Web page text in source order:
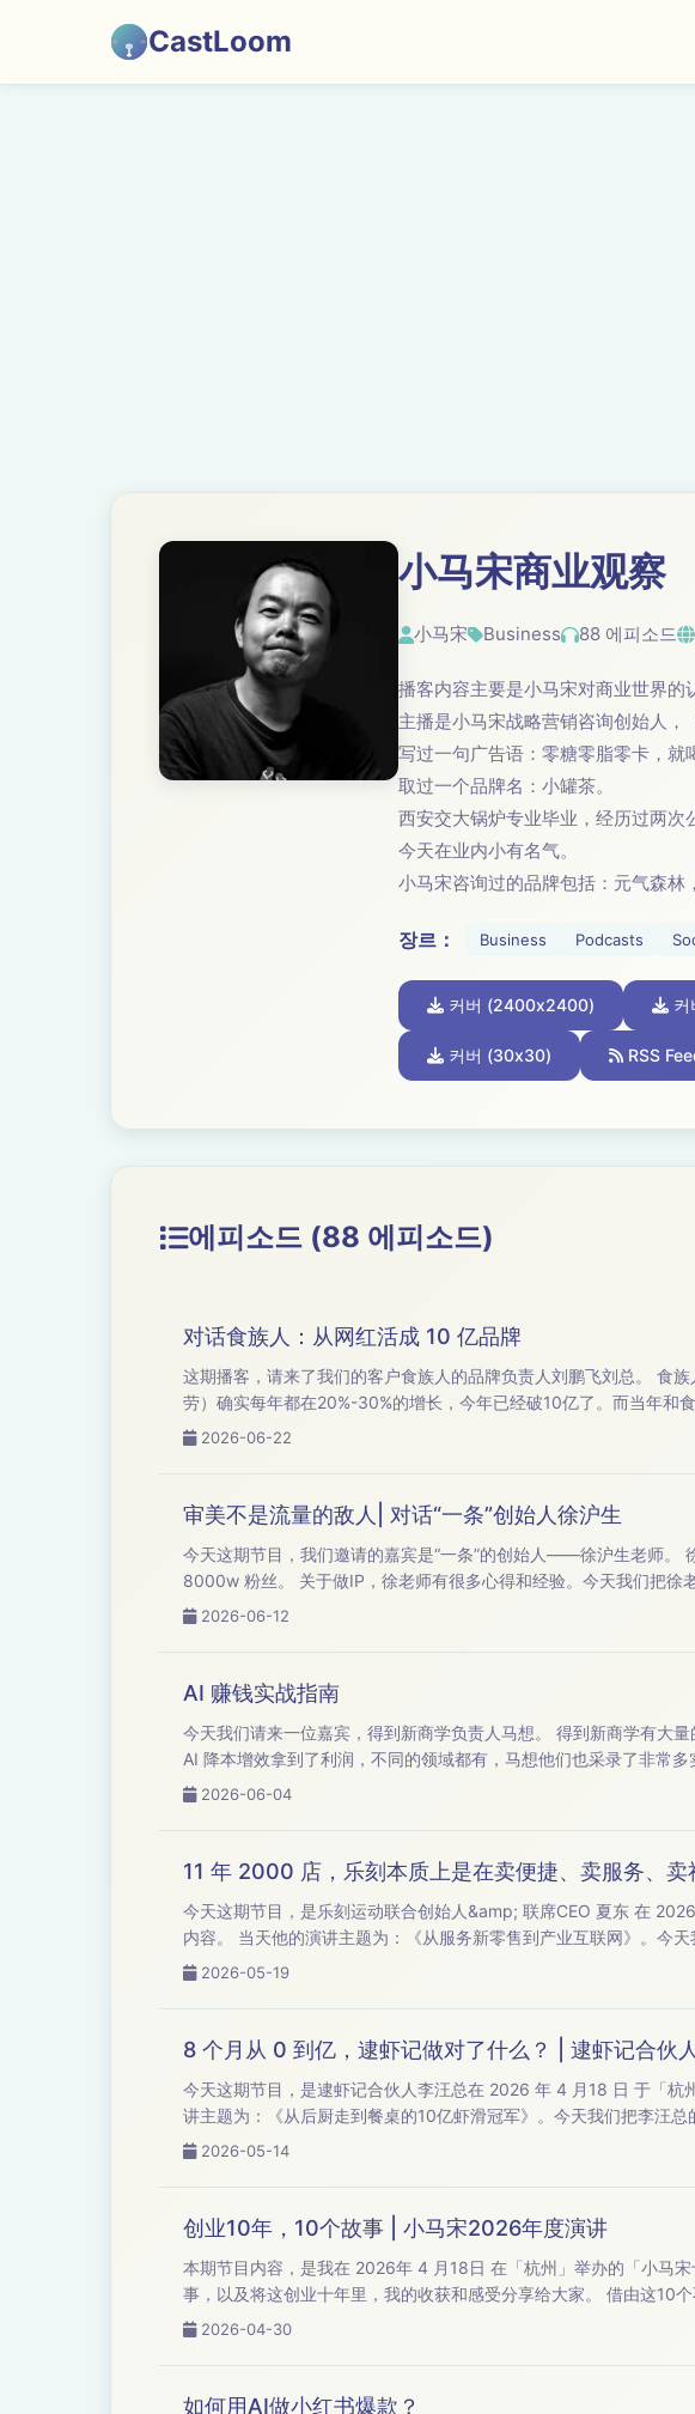
CastLoom
小马宋商业观察
小马宋 Business 88 에피소드
播客内容主要是小马宋对商业世界的
主播是小马宋战略营销咨询创始人
写过一句广告语：零糖零脂零卡，就
取过一个品牌名：小罐茶。
西安交大锅炉专业毕业，经历过两次
今天在业内小有名气。
小马宋咨询过的品牌包括：元气森林
장르： Business Podcasts
커버 (2400x2400)
커버 (30x30) RSS
에피소드 (88 에피소드)
对话食族人：从网红活成 10 亿品牌
这期播客，请来了我们的客户食族人的品牌负责人刘鹏飞刘总。 食族人过去是我们很重要的一个快消品的客户，从我们服务之后，（未必是我们的功
劳）确实每年都在20%-30%的增长，今年已经破10亿了。而当年和
长的很不错。 今天我们就请刘总和我们聊下，这几年食族人
2026-06-22
审美不是流量的敌人| 对话“一条”创始人徐沪生
今天这期节目，我们邀请的嘉宾是“一条”的创始人——徐沪生老师。 徐沪生老师从去年3月份开始做短视频，一年涨粉190w，“一条”至今全网也累计
8000w 粉丝。 关于做IP，徐老师有很多心得和经验。今天我们把徐老师请过来，聊一聊关于创始人 IP 的相关话题，如果你对企业的视频拍摄、创始
2026-06-12
AI 赚钱实战指南
今天我们请来一位嘉宾，得到新商学负责人马想。 得到新商学有大量的一线老板深度地接触了AI，这些老板要么就真的是靠 AI 赚到钱，要么是通过
AI 降本增效拿到了利润，不同的领域都有，马想他们也采录了非常
2026-06-04
11 年 2000 店，乐刻本质上是在卖便捷、卖服务、卖
今天这期节目，是乐刻运动联合创始人&amp; 联席CEO 夏东 在
内容。 当天他的演讲主题为：《从服务新零售到产业互联网》。今天我们把夏东总的演讲内容分享出来，希望他的经历和思考，能对你有启发。 以
2026-05-19
8 个月从 0 到亿，逮虾记做对了什么？ | 逮虾记合伙
今天这期节目，是逮虾记合伙人李汪总在 2026 年 4 月18 日 于「杭州」
讲主题为：《从后厨走到餐桌的10亿虾滑冠军》。今天我们把李汪总的演讲内
2026-05-14
创业10年，10个故事 | 小马宋2026年度演讲
本期节目内容，是我在 2026年 4 月18日 在「杭州」举办的「小马宋十年·品牌咨询案
事，以及将这创业十年里，我的收获和感受分享给大家。 借由这10个不同的故事，希望能对你有一点启发。 评论区可领取 演讲PPT &amp;《小马宋
2026-04-30
如何用AI做小红书爆款？